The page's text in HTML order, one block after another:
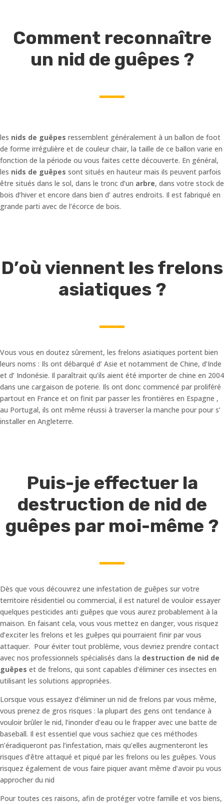
Comment reconnaître
un nid de guêpes ?
les nids de guêpes ressemblent généralement à un ballon de foot
de forme irrégulière et de couleur chair, la taille de ce ballon varie en
fonction de la période ou vous faites cette découverte. En général,
les nids de guêpes sont situés en hauteur mais ils peuvent parfois
être situés dans le sol, dans le tronc d’un arbre, dans votre stock de
bois d’hiver et encore dans bien d’ autres endroits. Il est fabriqué en
grande parti avec de l’écorce de bois.
D’où viennent les frelons
asiatiques ?
Vous vous en doutez sûrement, les frelons asiatiques portent bien
leurs noms : Ils ont débarqué d’ Asie et notamment de Chine, d’Inde
et d’ Indonésie. Il paraîtrait qu’ils aient été importer de chine en 2004
dans une cargaison de poterie. Ils ont donc commencé par proliféré
partout en France et on finit par passer les frontières en Espagne ,
au Portugal, ils ont même réussi à traverser la manche pour pour s’
installer en Angleterre.
Puis-je effectuer la
destruction de nid de
guêpes par moi-même ?
Dès que vous découvrez une infestation de guêpes sur votre
territoire résidentiel ou commercial, il est naturel de vouloir essayer
quelques pesticides anti guêpes que vous aurez probablement à la
maison. En faisant cela, vous vous mettez en danger, vous risquez
d’exciter les frelons et les guêpes qui pourraient finir par vous
attaquer. Pour éviter tout problème, vous devriez prendre contact
avec nos professionnels spécialisés dans la destruction de nid de
guêpes et de frelons, qui sont capables d’éliminer ces insectes en
utilisant les solutions appropriées.
Lorsque vous essayez d’éliminer un nid de frelons par vous même,
vous prenez de gros risques : la plupart des gens ont tendance à
vouloir brûler le nid, l’inonder d’eau ou le frapper avec une batte de
baseball. Il est essentiel que vous sachiez que ces méthodes
n’éradiqueront pas l’infestation, mais qu’elles augmenteront les
risques d’être attaqué et piqué par les frelons ou les guêpes. Vous
risquez également de vous faire piquer avant même d’avoir pu vous
approcher du nid
Pour toutes ces raisons, afin de protéger votre famille et vos biens,